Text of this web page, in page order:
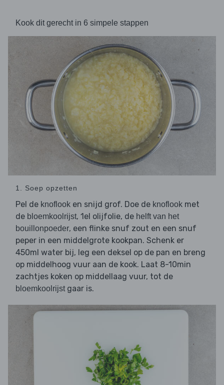
Kook dit gerecht in 6 simpele stappen
1. Soep opzetten
Pel de knoflook en snijd grof. Doe de knoflook met
de bloemkoolrijst, 1el olijfolie, de helft van het
bouillonpoeder, een flinke snuf zout en een snuf
peper in een middelgrote kookpan. Schenk er
450ml water bij, leg een deksel op de pan en breng
op middelhoog vuur aan de kook. Laat 8-10min
zachtjes koken op middellaag vuur, tot de
bloemkoolrijst gaar is.